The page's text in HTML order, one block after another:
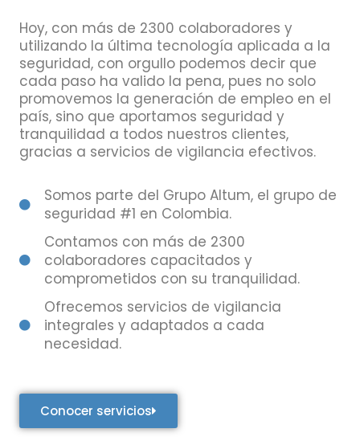
Hoy, con más de 2300 colaboradores y
utilizando la última tecnología aplicada a la
seguridad, con orgullo podemos decir que
cada paso ha valido la pena, pues no solo
promovemos la generación de empleo en el
país, sino que aportamos seguridad y
tranquilidad a todos nuestros clientes,
gracias a servicios de vigilancia efectivos.
Somos parte del Grupo Altum, el grupo de
seguridad #1 en Colombia.
Contamos con más de 2300
colaboradores capacitados y
comprometidos con su tranquilidad.
Ofrecemos servicios de vigilancia
integrales y adaptados a cada
necesidad.
Conocer servicios